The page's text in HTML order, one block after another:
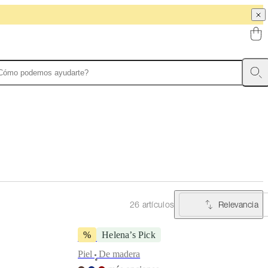
26 artículos Relevancia
% Helena’s Pick
Silla Seoul
Piel
•
De madera